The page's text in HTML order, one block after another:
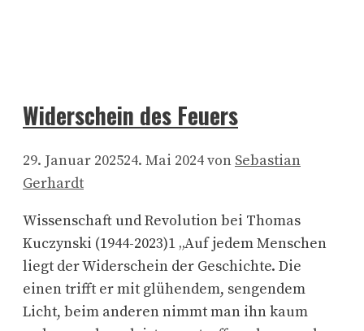
Widerschein des Feuers
29. Januar 202524. Mai 2024von Sebastian
Gerhardt
Wissenschaft und Revolution bei Thomas
Kuczynski (1944-2023)1 „Auf jedem Menschen
liegt der Widerschein der Geschichte. Die
einen trifft er mit glühendem, sengendem
Licht, beim anderen nimmt man ihn kaum